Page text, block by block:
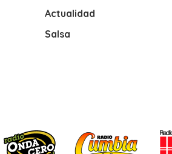
Actualidad
Salsa